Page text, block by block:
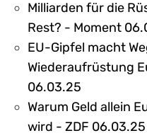
Milliarden für die
Rest? - Moment
EU-Gipfel macht
Wiederaufrüstung
06.03.25
Warum Geld allein
wird - ZDF 06.03.25